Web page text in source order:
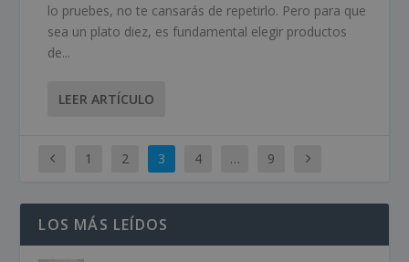
lo pruebes, no te cansarás de repetirlo. Pero para que
sea un plato diez, es fundamental elegir productos
de...
LEER ARTÍCULO
1 2 3 4 … 9
LOS MÁS LEÍDOS